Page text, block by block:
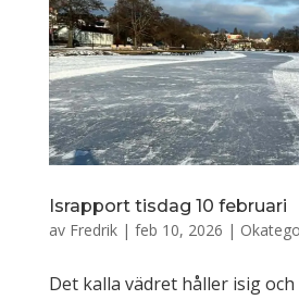
Israpport tisdag 10 februari
av Fredrik| feb 10, 2026 |
Det kalla vädret håller isig